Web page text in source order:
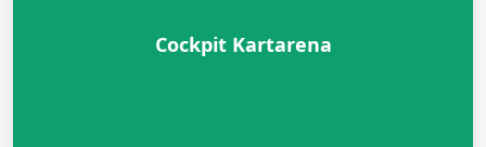
Cockpit Kartarena